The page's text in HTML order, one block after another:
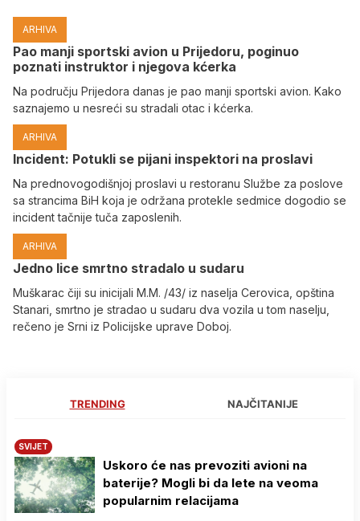
ARHIVA
Pao manji sportski avion u Prijedoru, poginuo
poznati instruktor i njegova kćerka
Na području Prijedora danas je pao manji sportski avion. Kako
saznajemo u nesreći su stradali otac i kćerka.
ARHIVA
Incident: Potukli se pijani inspektori na proslavi
Na prednovogodišnjoj proslavi u restoranu Službe za poslove
sa strancima BiH koja je održana protekle sedmice dogodio se
incident tačnije tuča zaposlenih.
ARHIVA
Јedno lice smrtno stradalo u sudaru
Muškarac čiji su inicijali M.M. /43/ iz naselja Cerovica, opština
Stanari, smrtno je stradao u sudaru dva vozila u tom naselju,
rečeno je Srni iz Policijske uprave Doboj.
TRENDING NAJČITANIJE
SVIJET
Uskoro će nas prevoziti avioni na
baterije? Mogli bi da lete na veoma
popularnim relacijama